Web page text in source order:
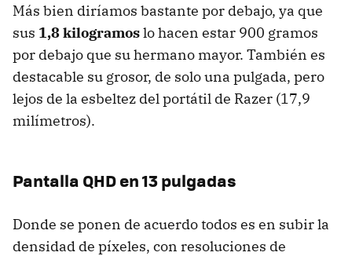
Más bien diríamos bastante por debajo, ya que
sus 1,8 kilogramoslo hacen estar 900 gramos
por debajo que su hermano mayor. También es
destacable su grosor, de solo una pulgada, pero
lejos de la esbeltez del portátil de Razer (17,9
milímetros).
Pantalla QHD en 13 pulgadas
Donde se ponen de acuerdo todos es en subir la
densidad de píxeles, con resoluciones de